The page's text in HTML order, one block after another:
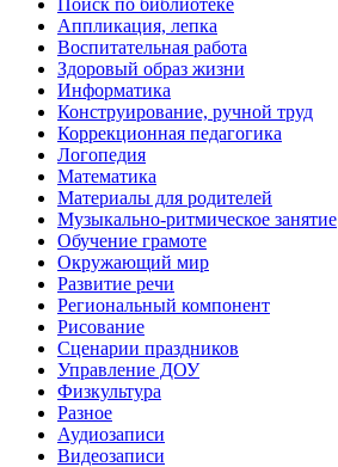
Аппликация, лепка
Воспитательная работа
Здоровый образ жизни
Информатика
Конструирование, ручной труд
Коррекционная педагогика
Логопедия
Математика
Материалы для родителей
Музыкально-ритмическое занятие
Обучение грамоте
Окружающий мир
Развитие речи
Региональный компонент
Рисование
Сценарии праздников
Управление ДОУ
Физкультура
Разное
Аудиозаписи
Видеозаписи